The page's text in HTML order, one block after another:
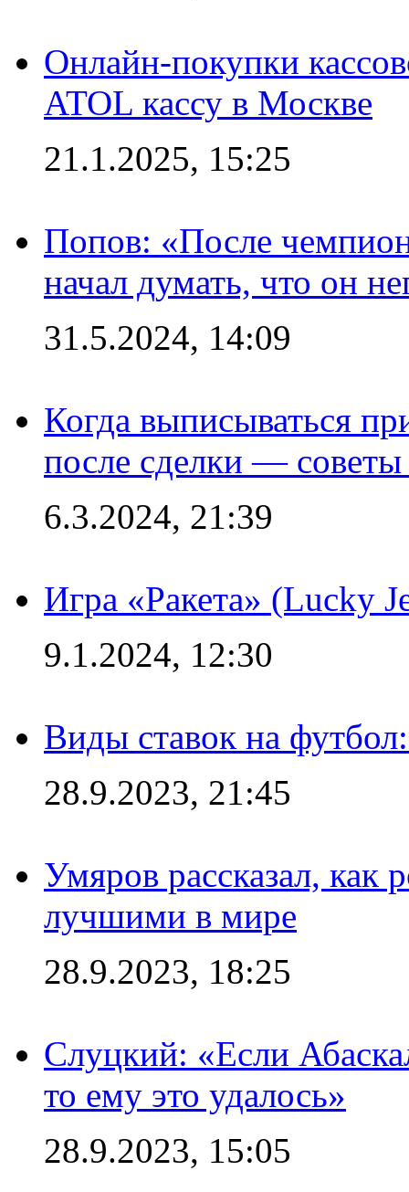
Онлайн-покупки
ATOL кассу в Москве
21.1.2025, 15:25
Попов: «После
начал думать, что он
31.5.2024, 14:09
Когда выписываться
после сделки —
6.3.2024, 21:39
Игра «Ракета» (Lucky
9.1.2024, 12:30
Виды ставок на
28.9.2023, 21:45
Умяров рассказал, как
лучшими в мире
28.9.2023, 18:25
Слуцкий: «Если
то ему это удалось»
28.9.2023, 15:05